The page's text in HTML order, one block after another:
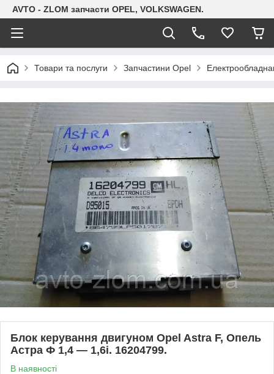
AVTO - ZLOM запчасти OPEL, VOLKSWAGEN.
Товари та послуги Запчастини Opel
Блок керування двигуном Opel Astra F, Опель
Астра Ф 1,4 — 1,6і. 16204799.
В наявності